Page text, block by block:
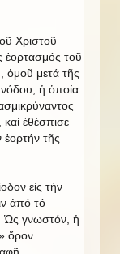
Χριστοῦ
ἑορτασμός τοῦ
ὁμοῦ μετά τῆς
ἡ ὁποία
ἐθέσπισε
ἑορτήν τῆς
εἰς τήν
ἀπό τό
Ὡς γνωστόν, ἡ
ὅρον